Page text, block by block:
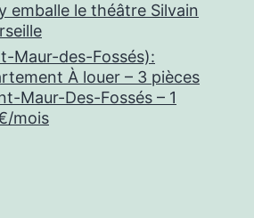
emballe le théâtre Silvain
Maur-des-Fossés):
À louer – 3 pièces
Maur-Des-Fossés – 1
mois